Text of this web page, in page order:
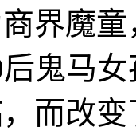
界魔
鬼马
而改